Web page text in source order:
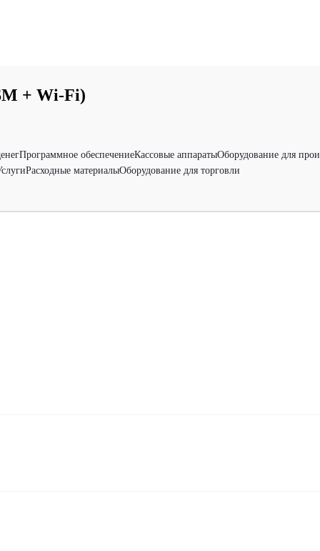
+ Wi-Fi)
Программное обеспечениеКассовые аппаратыОборудование для
Расходные материалыОборудование для торговли